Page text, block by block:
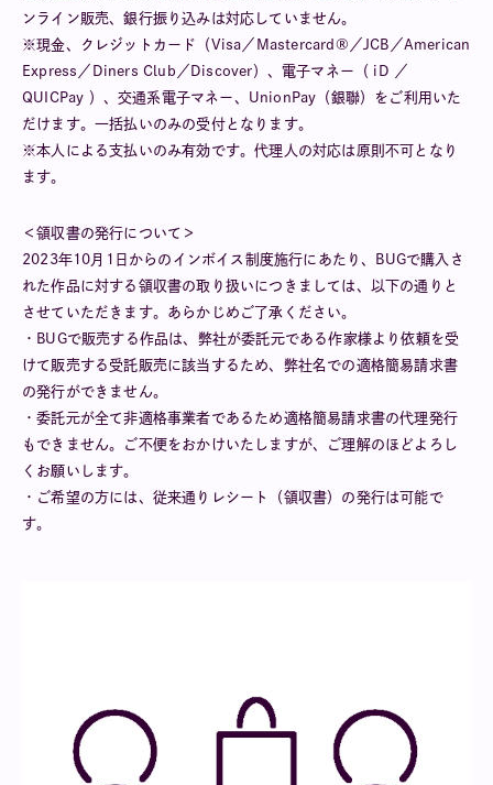
ンライン販売、銀行振り込みは対応していません。
※現金、クレジットカード（Visa／Mastercard®／JCB／American
Express／Diners Club／Discover）、電子マネー（ iD ／
QUICPay ）、交通系電子マネー、UnionPay（銀聯）をご利用いた
だけます。一括払いのみの受付となります。
※本人による支払いのみ有効です。代理人の対応は原則不可となり
ます。
＜領収書の発行について＞
2023年10月1日からのインボイス制度施行にあたり、BUGで購入さ
れた作品に対する領収書の取り扱いにつきましては、以下の通りと
させていただきます。あらかじめご了承ください。
・BUGで販売する作品は、弊社が委託元である作家様より依頼を受
けて販売する受託販売に該当するため、弊社名での適格簡易請求書
の発行ができません。
・委託元が全て非適格事業者であるため適格簡易請求書の代理発行
もできません。ご不便をおかけいたしますが、ご理解のほどよろし
くお願いします。
・ご希望の方には、従来通りレシート（領収書）の発行は可能で
す。